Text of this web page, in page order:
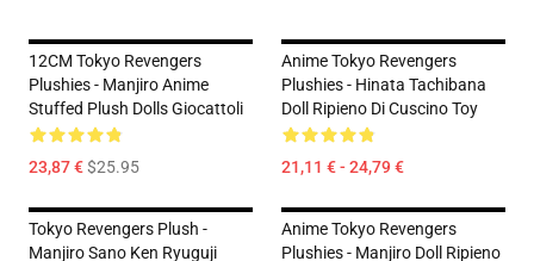
12CM Tokyo Revengers
Plushies - Manjiro Anime
Stuffed Plush Dolls Giocattoli
23,87 €$25.95
Anime Tokyo Revengers
Plushies - Hinata Tachibana
Doll Ripieno Di Cuscino Toy
21,11 € - 24,79 €
Tokyo Revengers Plush -
Manjiro Sano Ken Ryuguji
Anime Tokyo Revengers
Plushies - Manjiro Doll Ripieno